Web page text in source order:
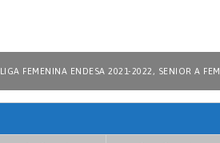
LIGA FEMENINA ENDESA 2021-2022 , SENIOR A